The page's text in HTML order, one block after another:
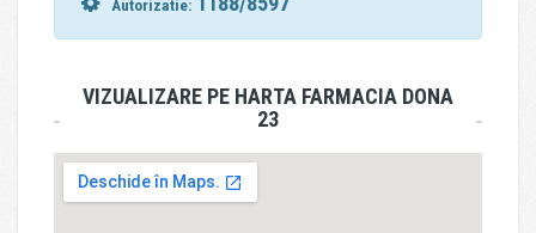
Autorizatie:
VIZUALIZARE PE HARTA FARMACIA DONA
23